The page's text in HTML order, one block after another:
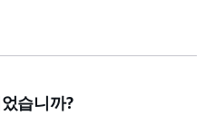
습니까?